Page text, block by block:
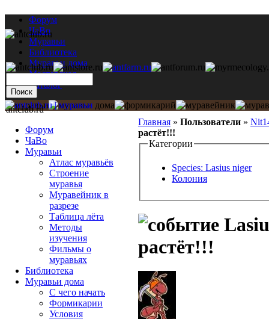
Форум
ЧаВо
Муравьи
Библиотека
Муравьи дома
Мастерская
Каталог
Главная » Пользователи »
растёт!!!
Категории
Species: Lasius niger
Колония
растёт!!!
antclub.ru
Форум
ЧаВо
Муравьи
Атлас муравьёв
Строение
муравья
Муравейник в
разрезе
Таблица лёта
Методы
изучения
Фильмы о
муравьях
Библиотека
Муравьи дома
С чего начать
Формикарии
Условия